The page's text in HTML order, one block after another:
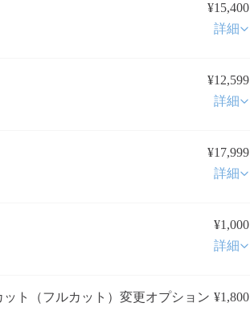
¥15,400
詳細
¥12,599
詳細
¥17,999
詳細
¥1,000
詳細
ト（フルカット）変更オプション ¥1,800